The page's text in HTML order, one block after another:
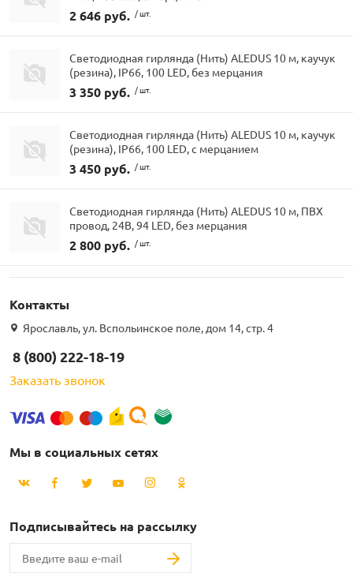
2 646 руб. / шт.
Светодиодная гирлянда (Нить) ALEDUS 10 м, каучук
(резина), IP66, 100 LED, без мерцания
3 350 руб. / шт.
Светодиодная гирлянда (Нить) ALEDUS 10 м, каучук
(резина), IP66, 100 LED, с мерцанием
3 450 руб. / шт.
Светодиодная гирлянда (Нить) ALEDUS 10 м, ПВХ
провод, 24В, 94 LED, без мерцания
2 800 руб. / шт.
Контакты
Ярославль, ул. Вспольинское поле, дом 14, стр. 4
8 (800) 222-18-19
Заказать звонок
Мы в социальных сетях
Подписывайтесь на рассылку